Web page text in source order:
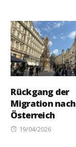
Rückgang der
Migration nach
Österreich
Posted
19/04/2026